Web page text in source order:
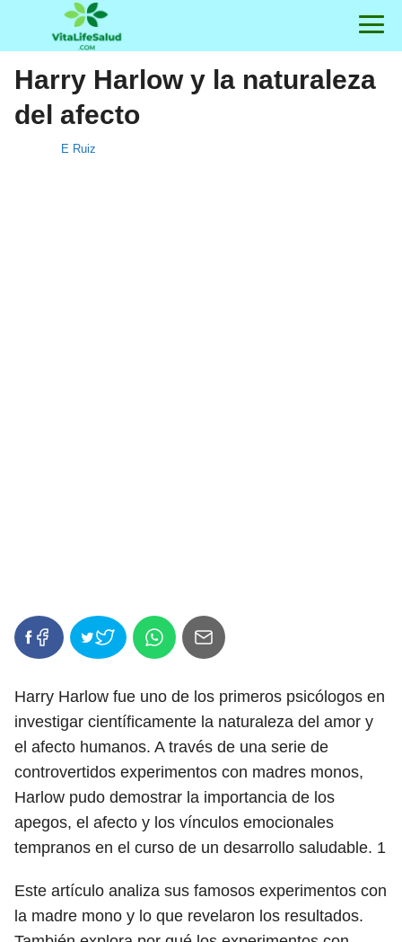
Harry Harlow y la naturaleza
del afecto
E Ruiz
Harry Harlow fue uno de los primeros psicólogos en
investigar científicamente la naturaleza del amor y
el afecto humanos. A través de una serie de
controvertidos experimentos con madres monos,
Harlow pudo demostrar la importancia de los
apegos, el afecto y los vínculos emocionales
tempranos en el curso de un desarrollo saludable. 1
Este artículo analiza sus famosos experimentos con
la madre mono y lo que revelaron los resultados.